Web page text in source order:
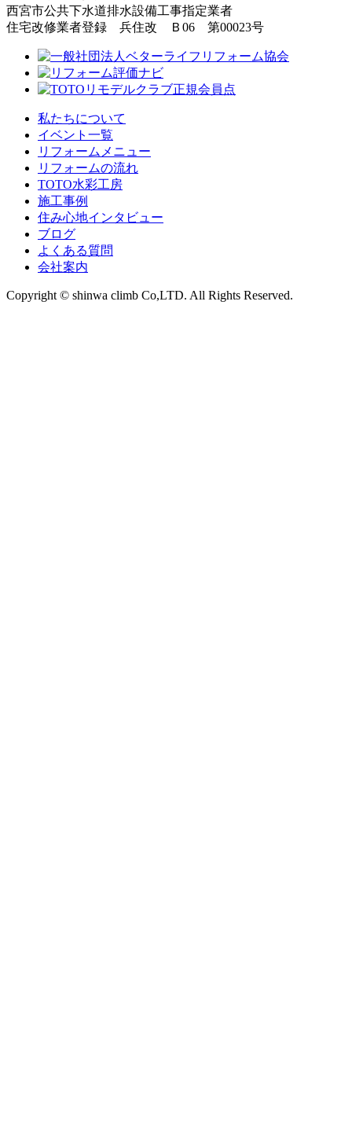
西宮市公共下水道排水設備工事指定業者
住宅改修業者登録 兵住改 Ｂ06 第00023号
私たちについて
イベント一覧
リフォームメニュー
リフォームの流れ
TOTO水彩工房
施工事例
住み心地インタビュー
ブログ
よくある質問
会社案内
Copyright © shinwa climb Co,LTD. All Rights Reserved.